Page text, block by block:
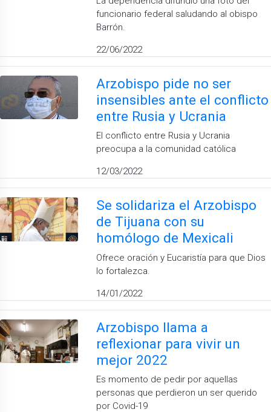
funcionario federal saludando al obispo
Barrón.
22/06/2022
Arzobispo pide no ser
insensibles ante el conflicto
entre Rusia y Ucrania
El conflicto entre Rusia y Ucrania
preocupa a la comunidad católica
12/03/2022
Se solidariza el Arzobispo
de Tijuana con su
homólogo de Mexicali
Ofrece oración y Eucaristía para que Dios
lo fortalezca.
14/01/2022
Arzobispo llama a
reflexionar para vivir un
mejor 2022
Es momento de pedir por aquellas
personas que perdieron un ser querido
por Covid-19